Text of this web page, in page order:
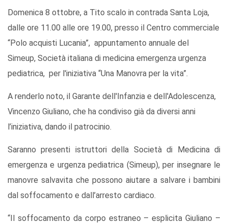
Domenica 8 ottobre, a Tito scalo in contrada Santa Loja,
dalle ore 11.00 alle ore 19.00, presso il Centro commerciale
“Polo acquisti Lucania”, appuntamento annuale del
Simeup, Società italiana di medicina emergenza urgenza
pediatrica, per l'iniziativa “Una Manovra per la vita”.
A renderlo noto, il Garante dell'Infanzia e dell'Adolescenza,
Vincenzo Giuliano, che ha condiviso già da diversi anni
l’iniziativa, dando il patrocinio.
Saranno presenti istruttori della Società di Medicina di
emergenza e urgenza pediatrica (Simeup), per insegnare le
manovre salvavita che possono aiutare a salvare i bambini
dal soffocamento e dall’arresto cardiaco.
“Il soffocamento da corpo estraneo – esplicita Giuliano –